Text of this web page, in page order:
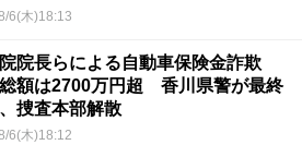
6(木)18:13
院長らによる自動車保険金詐欺
額は2700万円超 香川県警が最終
捜査本部解散
6(木)18:12